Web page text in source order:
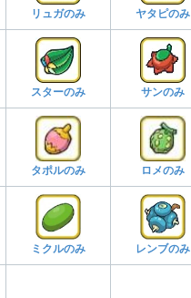
リュガのみ ヤタピのみ
スターのみ サンのみ
タポルのみ ロメのみ
ミクルのみ レンブのみ